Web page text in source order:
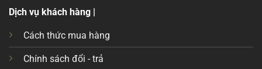
Dịch vụ khách hàng |
Cách thức mua hàng
Chính sách đổi - trả